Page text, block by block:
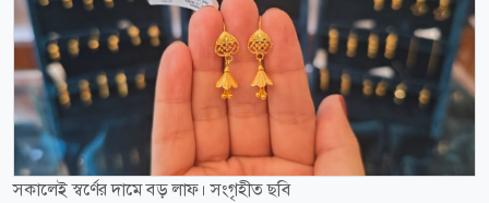
সকালেই স্বর্ণের দামে বড় লাফ। সংগৃহীত ছবি